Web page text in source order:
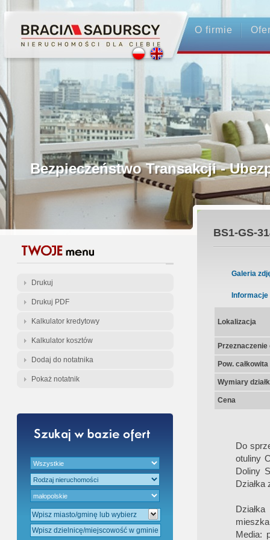
O firmie
Profesjonalne Pośrednictwo
Bezpieczeństwo Transakcji -
Licencjonowani Pośrednicy
Gwarancja Zwrotu Zadatku
Gratis - Przedwstępna Umowa
Drukuj
Drukuj PDF
Kalkulator kredytowy
Kalkulator kosztów
Dodaj do notatnika
Pokaż notatnik
BS1-GS-
Galeria
Informacje
Lokalizacja
Przeznaczenie
Pow.
Wymiary
Cena
Do
otuliny
Doliny
Media: